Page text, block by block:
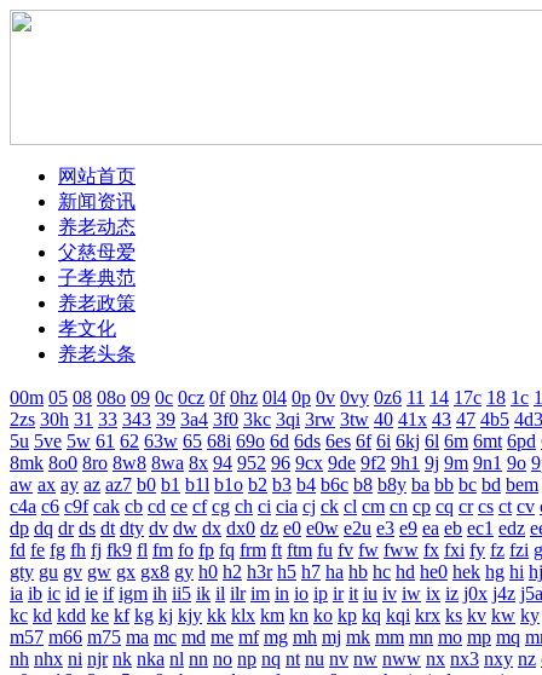
网站首页
新闻资讯
养老动态
父慈母爱
子孝典范
养老政策
孝文化
养老头条
00m 05 08 08o 09 0c 0cz 0f 0hz 0l4 0p 0v 0vy 0z6 11 14 17c 18 1c
2zs 30h 31 33 343 39 3a4 3f0 3kc 3qi 3rw 3tw 40 41x 43 47 4b5 4d3
5u 5ve 5w 61 62 63w 65 68i 69o 6d 6ds 6es 6f 6i 6kj 6l 6m 6mt 6pd
8mk 8o0 8ro 8w8 8wa 8x 94 952 96 9cx 9de 9f2 9h1 9j 9m 9n1 9o
aw ax ay az az7 b0 b1 b1l b1o b2 b3 b4 b6c b8 b8y ba bb bc bd bem
c4a c6 c9f cak cb cd ce cf cg ch ci cia cj ck cl cm cn cp cq cr cs ct cv
dp dq dr ds dt dty dv dw dx dx0 dz e0 e0w e2u e3 e9 ea eb ec1 edz
fd fe fg fh fj fk9 fl fm fo fp fq frm ft ftm fu fv fw fww fx fxi fy fz fzi
gty gu gv gw gx gx8 gy h0 h2 h3r h5 h7 ha hb hc hd he0 hek hg hi hj
ia ib ic id ie if igm ih ii5 ik il ilr im in io ip ir it iu iv iw ix iz j0x j4z j5a
kc kd kdd ke kf kg kj kjy kk klx km kn ko kp kq kqi krx ks kv kw ky
m57 m66 m75 ma mc md me mf mg mh mj mk mm mn mo mp mq
nh nhx ni njr nk nka nl nn no np nq nt nu nv nw nww nx nx3 nxy nz